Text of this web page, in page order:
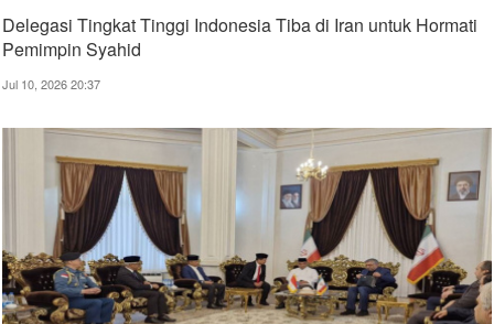
Delegasi Tingkat Tinggi Indonesia Tiba di Iran untuk Hormati
Pemimpin Syahid
Jul 10, 2026 20:37